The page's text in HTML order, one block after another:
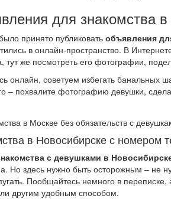
для знакомства
принято публиковать объявления
в онлайн-пространство. В
тут же посмотреть его фотографии,
онлайн, советуем избегать банальных
– похвалите фотографию девушки,
в Новосибирске с номером
с девушками в
Но здесь нужно быть осторожным – не
Пообщайтесь немного в
другим удобным способом.